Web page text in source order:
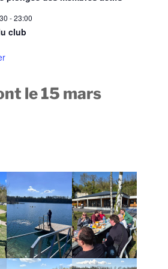
-23:00
club
le 15 mars